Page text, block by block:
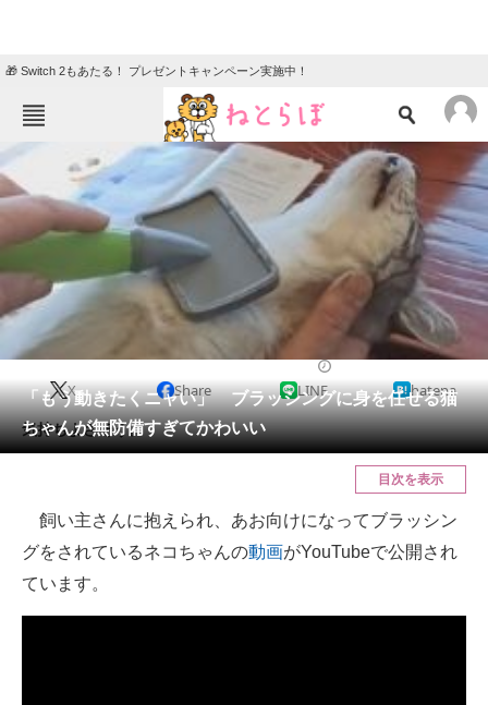
🎁 Switch 2もあたる！ プレゼントキャンペーン実施中！
ねとらぼメニュー
TOP
エンタメ クイズ
地域
住まい 教育・育児
動物 リサーチ
会員記事
メディア
ITの今と未来を見通す
スマホと通信の最新トレンド
「もう動きたくニャい」 ブラッシングに身を任せる猫
ちゃんが無防備すぎてかわいい
X Share LINE hatena
気持ちよさそう。
目次を表示
飼い主さんに抱えられ、あお向けになってブラッシン
グをされているネコちゃんの動画がYouTubeで公開され
ています。